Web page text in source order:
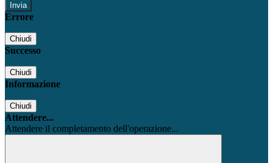
Errore
Chiudi
Successo
Chiudi
Informazione
Chiudi
Attendere...
Attendere il completamento dell'operazione...